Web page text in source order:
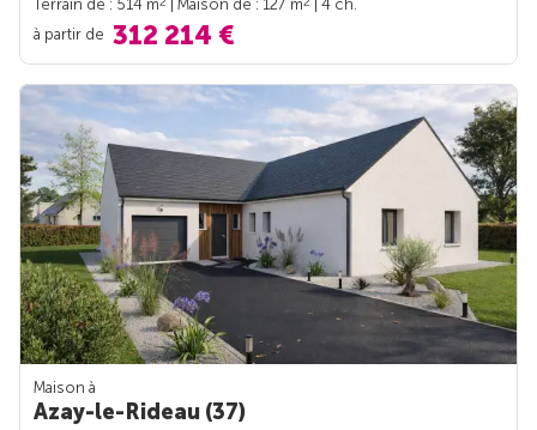
Terrain de : 514 m | Maison de : 127 m
| 4 ch.
à partir de 312 214 €
Maison à
Azay-le-Rideau (37)